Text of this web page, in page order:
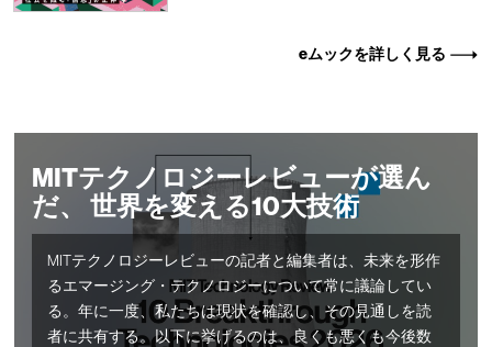
eムックを詳しく見る
MITテクノロジーレビューが選ん
だ、 世界を変える10大技術
MITテクノロジーレビューの記者と編集者は、未来を形作
るエマージング・テクノロジーについて常に議論してい
る。年に一度、私たちは現状を確認し、その見通しを読
者に共有する。以下に挙げるのは、良くも悪くも今後数